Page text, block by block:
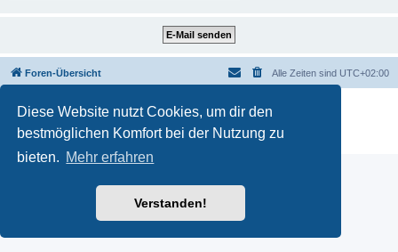
Diese Website nutzt Cookies, um dir den
bestmöglichen Komfort bei der Nutzung zu
bieten. Mehr erfahren
Verstanden!
Foren-Übersicht Alle Zeiten sind UTC+02:00
Powered by phpBB
® Forum Software © phpBB Limited
Deutsche Übersetzung durch
Datenschutz|Nutzungsbedingungen